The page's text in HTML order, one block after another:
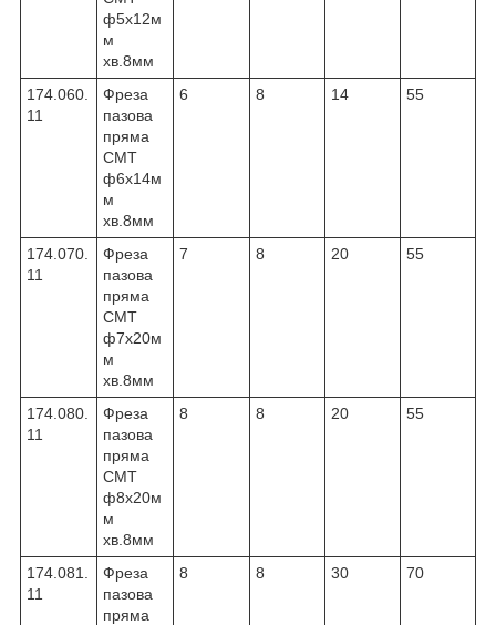
ф5х12м
м
хв.8мм
174.060.
11
Фреза
пазова
пряма
CMT
ф6х14м
м
хв.8мм
6 8 14 55
174.070.
11
Фреза
пазова
пряма
CMT
ф7х20м
м
хв.8мм
7 8 20 55
174.080.
11
Фреза
пазова
пряма
CMT
ф8х20м
м
хв.8мм
8 8 20 55
174.081.
11
Фреза
пазова
пряма
8 8 30 70